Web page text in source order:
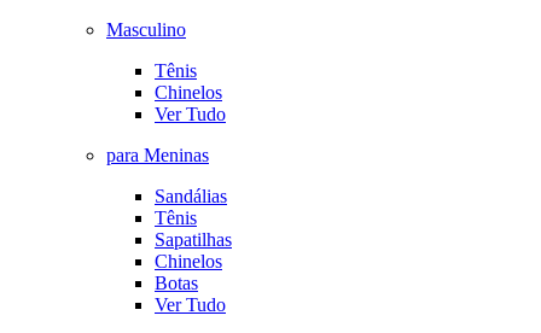
Masculino
Tênis
Chinelos
Ver Tudo
para Meninas
Sandálias
Tênis
Sapatilhas
Chinelos
Botas
Ver Tudo